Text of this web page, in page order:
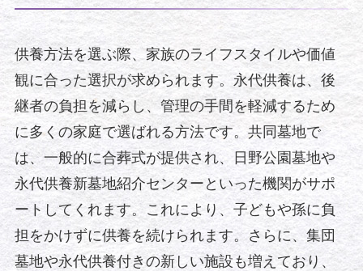
供養方法を選ぶ際、家族のライフスタイルや価値
観に合った選択が求められます。永代供養は、後
継者の負担を減らし、管理の手間を軽減するため
に多くの家庭で選ばれる方法です。共同墓地で
は、一般的に合葬式が提供され、日野公園墓地や
永代供養新墓地紹介センターといった機関がサポ
ートしてくれます。これにより、子どもや孫に負
担をかけずに供養を続けられます。さらに、集団
墓地や永代供養付きの新しい施設も増えており、